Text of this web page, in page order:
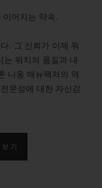
이어지는 약속.
. 그 신뢰가 이제 워
는 워치의 품질과 내
니옹 매뉴팩처의 역
문성에 대한 자신감
기